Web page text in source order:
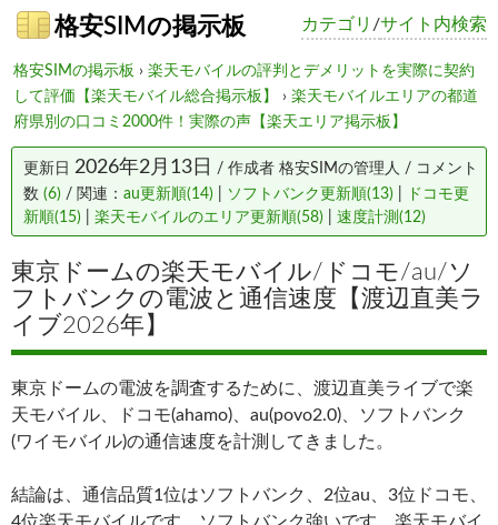
サイト内検索
カテゴリ /
格安SIMの掲示板
格安SIMの掲示板 › 楽天モバイルの評判とデメリットを実際に契約
して評価【楽天モバイル総合掲示板】
› 楽天モバイルエリアの都道
府県別の口コミ2000件！実際の声【楽天エリア掲示板】
更新日 2026年2月13日 / 作成者 格安SIMの管理人 / コメント
数 (6) / 関連： au更新順(14) ソフトバンク更新順(13)
ドコモ更
新順(15)
楽天モバイルのエリア更新順(58) 速度計測(12)
東京ドームの楽天モバイル/ドコモ/au/ソ
フトバンクの電波と通信速度【渡辺直美ラ
イブ2026年】
東京ドームの電波を調査するために、渡辺直美ライブで楽
天モバイル、ドコモ(ahamo)、au(povo2.0)、ソフトバンク
(ワイモバイル)の通信速度を計測してきました。
結論は、通信品質1位はソフトバンク、2位au、3位ドコモ、